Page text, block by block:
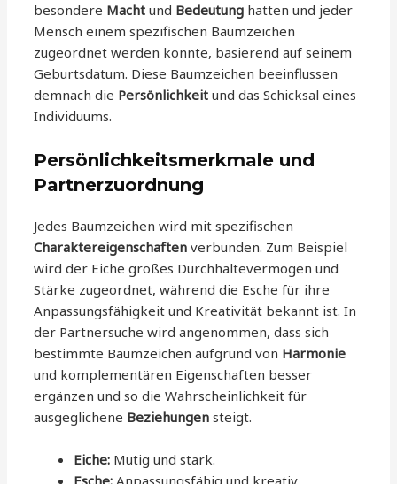
besondere Macht und Bedeutung hatten und jeder
Mensch einem spezifischen Baumzeichen
zugeordnet werden konnte, basierend auf seinem
Geburtsdatum. Diese Baumzeichen beeinflussen
demnach die Persönlichkeit und das Schicksal eines
Individuums.
Persönlichkeitsmerkmale und
Partnerzuordnung
Jedes Baumzeichen wird mit spezifischen
Charaktereigenschaften verbunden. Zum Beispiel
wird der Eiche großes Durchhaltevermögen und
Stärke zugeordnet, während die Esche für ihre
Anpassungsfähigkeit und Kreativität bekannt ist. In
der Partnersuche wird angenommen, dass sich
bestimmte Baumzeichen aufgrund von Harmonie
und komplementären Eigenschaften besser
ergänzen und so die Wahrscheinlichkeit für
ausgeglichene Beziehungen steigt.
Eiche: Mutig und stark.